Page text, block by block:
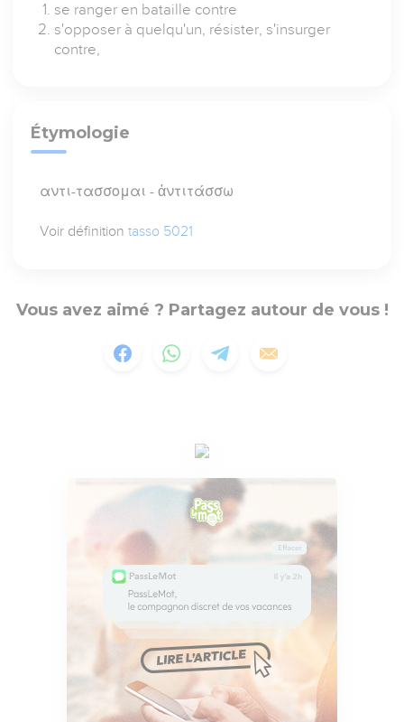
se ranger en bataille contre
s'opposer à quelqu'un, résister, s'insurger
contre,
Étymologie
αντι-τασσομαι - ἀντιτάσσω
Voir définitiontasso 5021
Vous avez aimé ? Partagez autour de vous !